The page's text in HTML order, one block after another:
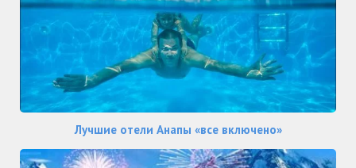
Лучшие отели Анапы «все включено»